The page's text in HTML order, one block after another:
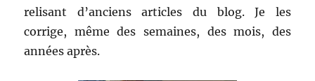
relisant d’anciens articles du blog. Je les
corrige, même des semaines, des mois, des
années après.